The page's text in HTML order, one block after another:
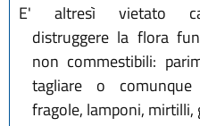
E' altresì vietato
distruggere la flora
non commestibili:
tagliare o
fragole, lamponi, mirtilli,